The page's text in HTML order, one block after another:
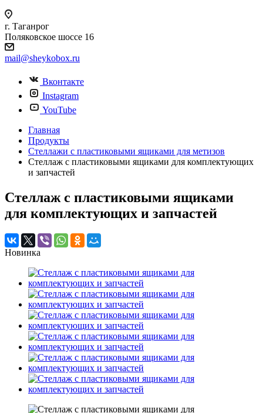
г. Таганрог
Поляковское шоссе 16
mail@sheykobox.ru
Вконтакте
Instagram
YouTube
Главная
Продукты
Стеллажи с пластиковыми ящиками для метизов
Стеллаж с пластиковыми ящиками для комплектующих
и запчастей
Стеллаж с пластиковыми ящиками
для комплектующих и запчастей
Новинка